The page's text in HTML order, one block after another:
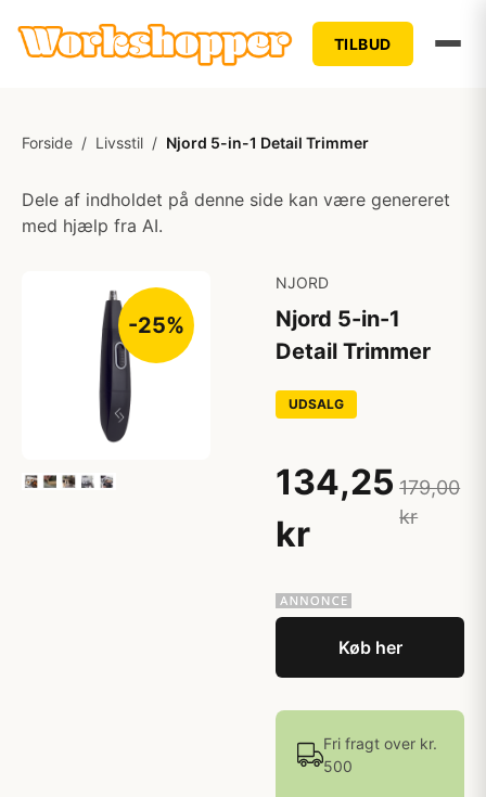
TILBUD
Forside / Livsstil / Njord 5-in-1 Detail Trimmer
Dele af indholdet på denne side kan være genereret
med hjælp fra AI.
-25%
NJORD
Njord 5-in-1
Detail Trimmer
UDSALG
134,25
kr
179,00
kr
Køb her
Fri fragt over kr.
500